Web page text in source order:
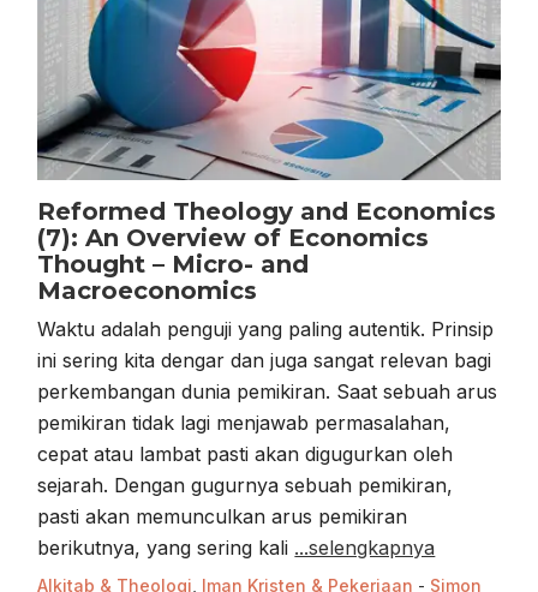
Reformed Theology and Economics
(7): An Overview of Economics
Thought – Micro- and
Macroeconomics
Waktu adalah penguji yang paling autentik. Prinsip
ini sering kita dengar dan juga sangat relevan bagi
perkembangan dunia pemikiran. Saat sebuah arus
pemikiran tidak lagi menjawab permasalahan,
cepat atau lambat pasti akan digugurkan oleh
sejarah. Dengan gugurnya sebuah pemikiran,
pasti akan memunculkan arus pemikiran
berikutnya, yang sering kali ...selengkapnya
Alkitab & Theologi Iman Kristen & Pekerjaan - Simon